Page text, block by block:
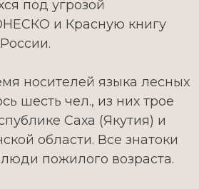
под угрозой
и Красную книгу
носителей языка лесных
шесть чел., из них трое
Саха (Якутия) и
области. Все знатоки
пожилого возраста.